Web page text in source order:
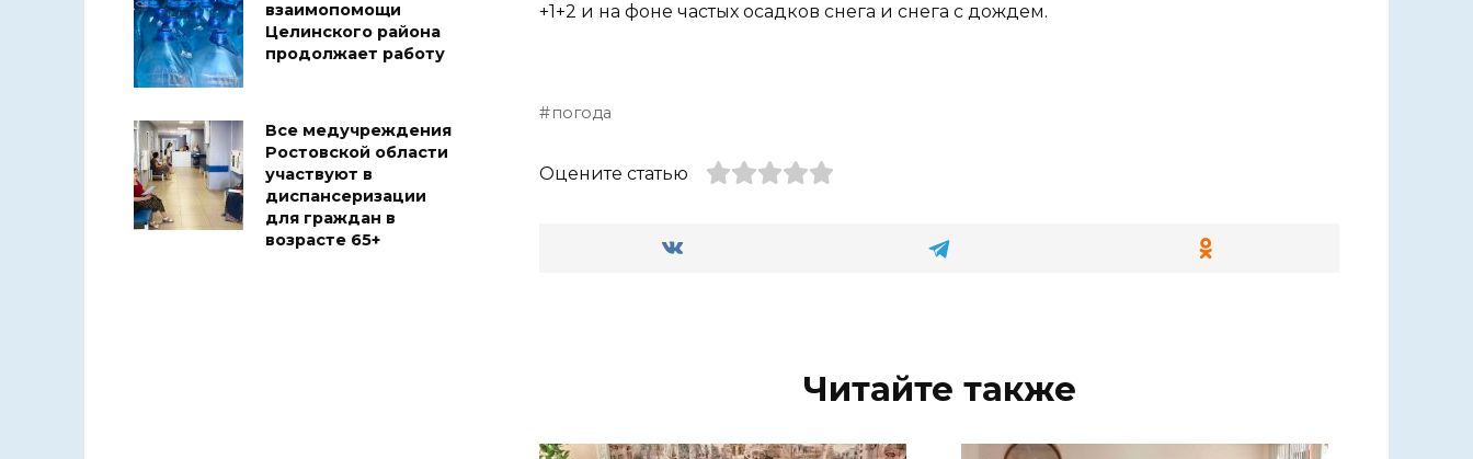
+1+2 и на фоне частых осадков снега и снега с дождем.
погода
Оцените статью
Читайте также
взаимопомощи
Целинского района
продолжает работу
Все медучреждения
Ростовской области
участвуют в
диспансеризации
для граждан в
возрасте 65+